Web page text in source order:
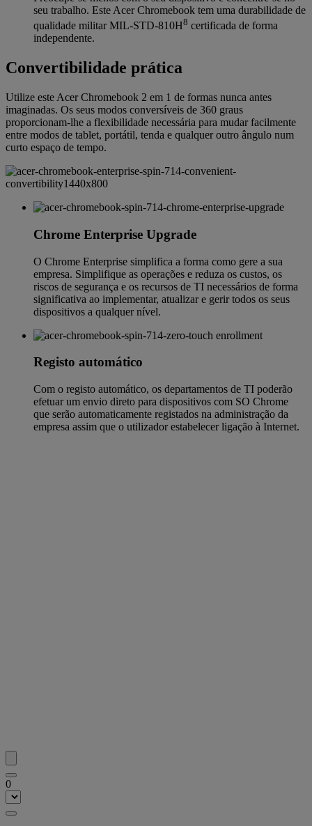
seu trabalho. Este Acer Chromebook tem uma durabilidade de
qualidade militar MIL-STD-810H8 certificada de forma
independente.
Convertibilidade prática
Utilize este Acer Chromebook 2 em 1 de formas nunca antes
imaginadas. Os seus modos conversíveis de 360 graus
proporcionam-lhe a flexibilidade necessária para mudar facilmente
entre modos de tablet, portátil, tenda e qualquer outro ângulo num
curto espaço de tempo.
Chrome Enterprise Upgrade
O Chrome Enterprise simplifica a forma como gere a sua
empresa. Simplifique as operações e reduza os custos, os
riscos de segurança e os recursos de TI necessários de forma
significativa ao implementar, atualizar e gerir todos os seus
dispositivos a qualquer nível.
Registo automático
Com o registo automático, os departamentos de TI poderão
efetuar um envio direto para dispositivos com SO Chrome
que serão automaticamente registados na administração da
empresa assim que o utilizador estabelecer ligação à Internet.
0